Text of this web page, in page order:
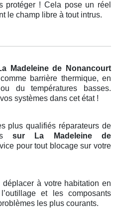
protéger ! Cela pose un réel
le champ libre à tout intrus.
Madeleine de Nonancourt
barrière thermique, en
du températures basses.
systèmes dans cet état !
plus qualifiés réparateurs de
sur La Madeleine de
pour tout blocage sur votre
à votre habitation en
et les composants
les plus courants.